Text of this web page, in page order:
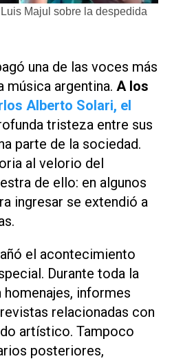
Majul sobre la despedida
una de las voces más
música argentina. A los
Alberto Solari, el
tristeza entre sus
parte de la sociedad.
al velorio del
de ello: en algunos
ingresar se extendió a
el acontecimiento
Durante toda la
informes
relacionadas con
artístico. Tampoco
posteriores,